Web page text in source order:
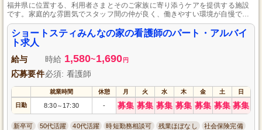
福井県に位置する、利用者さまとそのご家族に寄り添うケアを提供する施設
です。家庭的な雰囲気でスタッフ間の仲が良く、働きやすい環境が自慢で
す。看護師として、健康管理や機能訓練指導など様々な経験を積むことがで
きます。昇給・賞与の制度もあり、勤務日数や時間の相談にも柔軟に応じま
すので、安心して長く働けます。
ショートスティみんなの家の看護師のパート・アルバイ
ト求人
給与 時給 1,580~1,690 円
応募要件必須: 看護師
就業時間 休憩 月 火 水 木 金 土 日
日勤 8:30～ 17:30 - 募集 募集 募集 募集 募集 募集 募集
新卒可 50代活躍 40代活躍 時短勤務相談可 残業ほぼなし 社会保険完備